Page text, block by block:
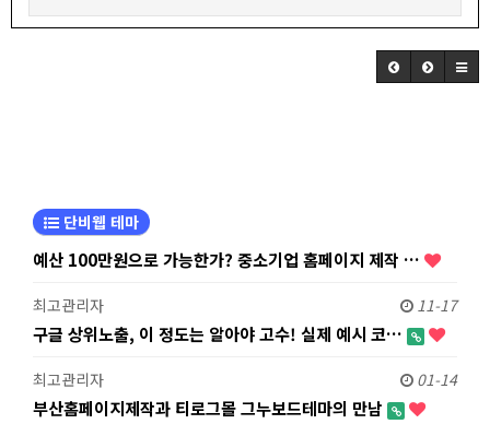
단비웹 테마
예산 100만원으로 가능한가? 중소기업 홈페이지 제작 …
최고관리자 11-17
구글 상위노출, 이 정도는 알아야 고수! 실제 예시 코…
최고관리자 01-14
부산홈페이지제작과 티로그몰 그누보드테마의 만남